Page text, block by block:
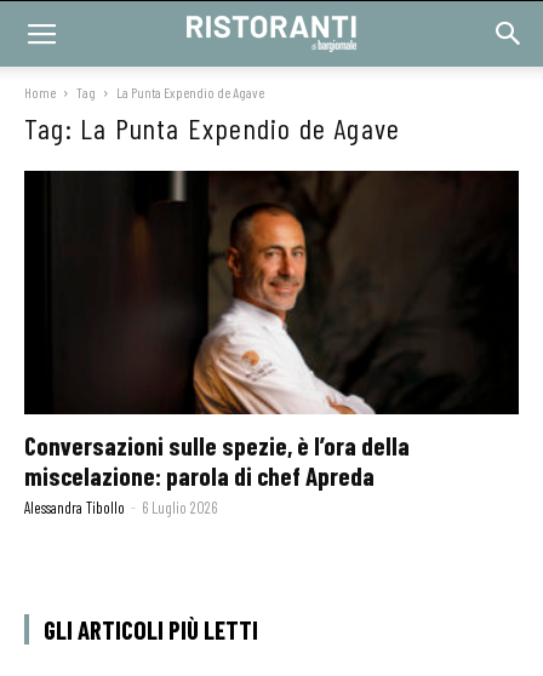
Home Tag La Punta Expendio de Agave
Tag: La Punta Expendio de Agave
Conversazioni sulle spezie, è l’ora della
miscelazione: parola di chef Apreda
Alessandra Tibollo - 6 Luglio 2026
GLI ARTICOLI PIÙ LETTI